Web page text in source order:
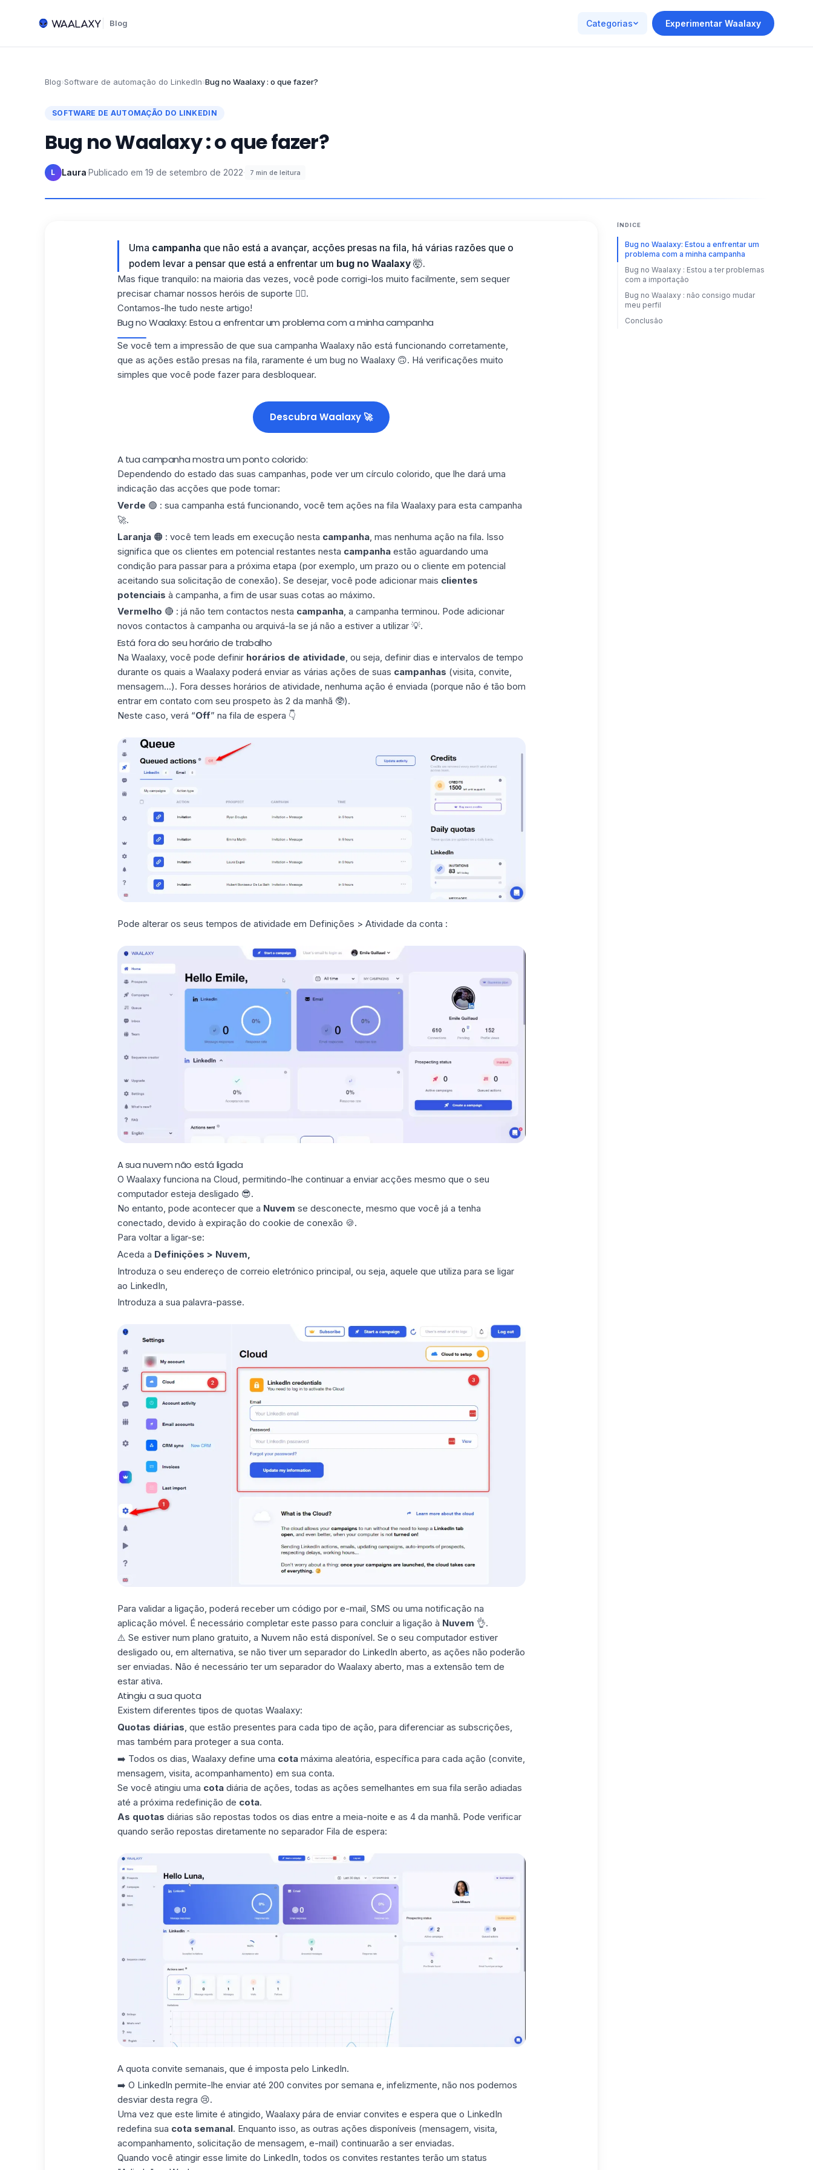
Blog Categorias Experimentar Waalaxy
Blog›Software de automação do LinkedIn›Bug no Waalaxy : o que fazer?
SOFTWARE DE AUTOMAÇÃO DO LINKEDIN
Bug no Waalaxy : o que fazer?
L Laura·Publicado em 19 de setembro de 2022· 7 min de leitura
Uma campanhaque não está a avançar, acções presas na fila, há várias razões que o
podem levar a pensar que está a enfrentar um bug no Waalaxy🤯.
Mas fique tranquilo: na maioria das vezes, você pode corrigi-los muito facilmente, sem sequer
precisar chamar nossos heróis de suporte 🦹‍♂️.
Contamos-lhe tudo neste artigo!
Bug no Waalaxy: Estou a enfrentar um problema com a minha campanha
Se você tem a impressão de que sua campanha Waalaxynão está funcionando corretamente,
que as ações estão presas na fila, raramente é um bug no Waalaxy 🙃. Há verificações muito
simples que você pode fazer para desbloquear.
Descubra Waalaxy 🚀
A tua campanha mostra um ponto colorido:
Dependendo do estado das suas campanhas, pode ver um círculo colorido, que lhe dará uma
indicação das acções que pode tomar:
Verde 🟢 : sua campanha está funcionando, você tem ações na fila Waalaxypara esta campanha
🚀.
Laranja🟠 : você tem leads em execução nesta campanha, mas nenhuma ação na fila. Isso
significa que os clientes em potencial restantes nesta campanhaestão aguardando uma
condição para passar para a próxima etapa (por exemplo, um prazo ou o cliente em potencial
aceitando sua solicitação de conexão). Se desejar, você pode adicionar mais clientes
potenciais à campanha, a fim de usar suas cotas ao máximo.
Vermelho 🔴 : já não tem contactos nesta campanha, a campanha terminou. Pode adicionar
novos contactos à campanha ou arquivá-la se já não a estiver a utilizar 💡.
Está fora do seu horário de trabalho
Na Waalaxy, você pode definir horários de atividade, ou seja, definir dias e intervalos de tempo
durante os quais a Waalaxy poderá enviar as várias ações de suas campanhas (visita, convite,
mensagem...). Fora desses horários de atividade, nenhuma ação é enviada (porque não é tão bom
entrar em contato com seu prospeto às 2 da manhã 🥸).
Neste caso, verá “Off” na fila de espera 👇
Pode alterar os seus tempos de atividade em Definições > Atividade da conta :
A sua nuvem não está ligada
O Waalaxy funciona na Cloud, permitindo-lhe continuar a enviar acções mesmo que o seu
computador esteja desligado 😎.
No entanto, pode acontecer que a Nuvem se desconecte, mesmo que você já a tenha
conectado, devido à expiração do cookie de conexão 🍪.
Para voltar a ligar-se:
Aceda a Definições > Nuvem,
Introduza o seu endereço de correio eletrónico principal, ou seja, aquele que utiliza para se ligar
ao LinkedIn,
Introduza a sua palavra-passe.
Para validar a ligação, poderá receber um código por e-mail, SMS ou uma notificação na
aplicação móvel. É necessário completar este passo para concluir a ligação à Nuvem 👌.
⚠️ Se estiver num plano gratuito, a Nuvem não está disponível. Se o seu computador estiver
desligado ou, em alternativa, se não tiver um separador do LinkedIn aberto, as ações não poderão
ser enviadas. Não é necessário ter um separador do Waalaxy aberto, mas a extensão tem de
estar ativa.
Atingiu a sua quota
Existem diferentes tipos de quotas Waalaxy:
Quotas diárias, que estão presentes para cada tipo de ação, para diferenciar as subscrições,
mas também para proteger a sua conta.
➡️ Todos os dias, Waalaxy define uma cotamáxima aleatória, específica para cada ação (convite,
mensagem, visita, acompanhamento) em sua conta.
Se você atingiu uma cotadiária de ações, todas as ações semelhantes em sua fila serão adiadas
até a próxima redefinição de cota.
As quotas diárias são repostas todos os dias entre a meia-noite e as 4 da manhã. Pode verificar
quando serão repostas diretamente no separador Fila de espera:
A quota convite semanais , que é imposta pelo LinkedIn.
➡️ O LinkedIn permite-lhe enviar até 200 convites por semana e, infelizmente, não nos podemos
desviar desta regra 😢.
Uma vez que este limite é atingido, Waalaxy pára de enviar convites e espera que o LinkedIn
redefina sua cota semanal. Enquanto isso, as outras ações disponíveis (mensagem, visita,
acompanhamento, solicitação de mensagem, e-mail) continuarão a ser enviadas.
Quando você atingir esse limite do LinkedIn, todos os convites restantes terão um status
ÍNDICE
Bug no Waalaxy: Estou a enfrentar um
problema com a minha campanha
Bug no Waalaxy : Estou a ter problemas
com a importação
Bug no Waalaxy : não consigo mudar
meu perfil
Conclusão